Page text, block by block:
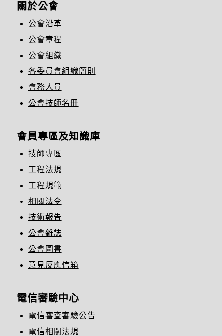
關於公會
公會沿革
公會章程
公會組織
各委員會組織簡則
會務人員
公會技師名冊
會員專區及知識庫
技師專區
工程法規
工程規範
相關法令
技術報告
公會雜誌
公會圖書
意見反應信箱
電信審驗中心
電信審查審驗公告
電信相關法規